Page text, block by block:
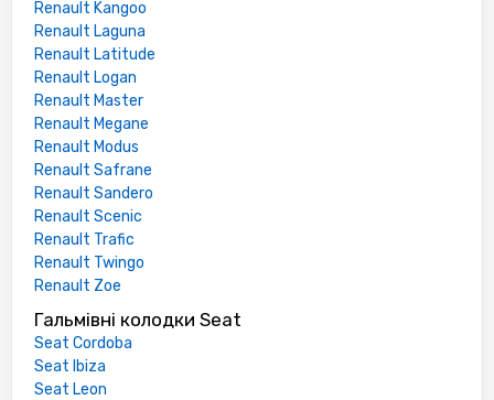
Renault Kangoo
Renault Laguna
Renault Latitude
Renault Logan
Renault Master
Renault Megane
Renault Modus
Renault Safrane
Renault Sandero
Renault Scenic
Renault Trafic
Renault Twingo
Renault Zoe
Гальмівні колодки Seat
Seat Cordoba
Seat Ibiza
Seat Leon